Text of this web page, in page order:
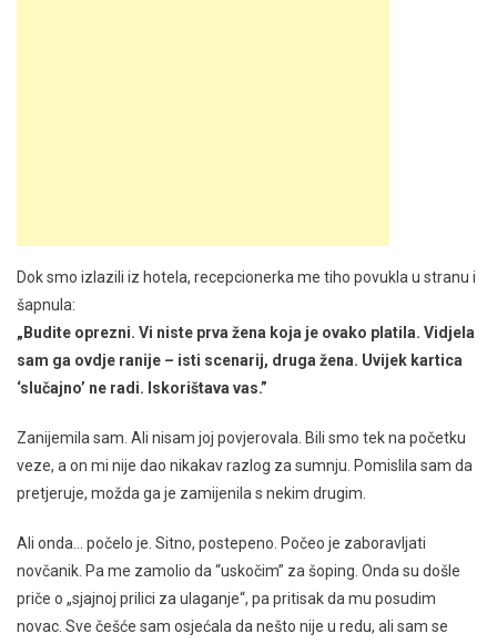
Dok smo izlazili iz hotela, recepcionerka me tiho povukla u stranu i
šapnula:
„Budite oprezni. Vi niste prva žena koja je ovako platila. Vidjela
sam ga ovdje ranije – isti scenarij, druga žena. Uvijek kartica
‘slučajno’ ne radi. Iskorištava vas.”
Zanijemila sam. Ali nisam joj povjerovala. Bili smo tek na početku
veze, a on mi nije dao nikakav razlog za sumnju. Pomislila sam da
pretjeruje, možda ga je zamijenila s nekim drugim.
Ali onda… počelo je. Sitno, postepeno. Počeo je zaboravljati
novčanik. Pa me zamolio da “uskočim” za šoping. Onda su došle
priče o „sjajnoj prilici za ulaganje“, pa pritisak da mu posudim
novac. Sve češće sam osjećala da nešto nije u redu, ali sam se